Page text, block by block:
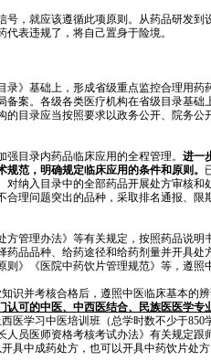
，就应该遵循此项原则。从药品研发到
表违规了，将自己置身于险境。
》基础上，形成省级重点监控合理用药
案。各级各类医疗机构在省级目录基础
目录应当按照要求以政务公开、院务公
目录内药品临床应用的全程管理。 进一
范，明确规定临床应用的条件和原则。
纳入目录中的全部药品开展处方审核和
理问题突出的品种，采取排名通报、限
管理办法》等有关规定，按照药品说明
品品种、给药途径和给药剂量并开具处
》《医院中药饮片管理规范》等，遵照
识并考核合格后，遵照中医临床基本的
认可的中医、中西医结合、民族医医学专
医学习中医培训班（总学时数不少于850
员医师资格考核考试办法》有关规定跟
具中成药处方，也可以开具中药饮片处方